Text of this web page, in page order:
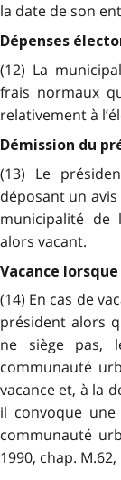
la date de son
Dépenses
(12) La
frais normaux
relativement à
Démission du
(13) Le
déposant un
municipalité de
alors vacant.
Vacance
(14) En cas de
président alors
ne siège pas,
communauté
vacance et, à la
il convoque
communauté
1990, chap.